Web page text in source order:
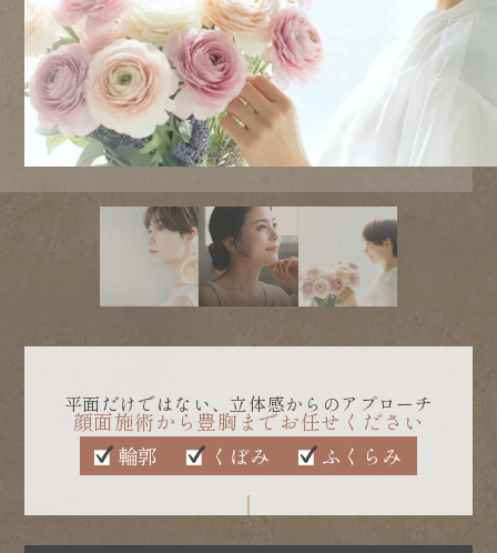
平面だけではない、立体感からのアプローチ
顔面施術から豊胸までお任せください
輪郭
くぼみ ふくらみ